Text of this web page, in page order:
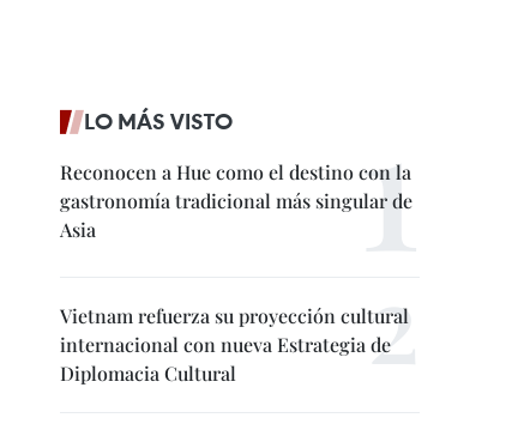
LO MÁS VISTO
Reconocen a Hue como el destino con la
gastronomía tradicional más singular de
Asia
Vietnam refuerza su proyección cultural
internacional con nueva Estrategia de
Diplomacia Cultural